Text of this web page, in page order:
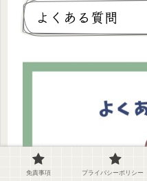
よくある質問
免責事項 プライバシーポリシー